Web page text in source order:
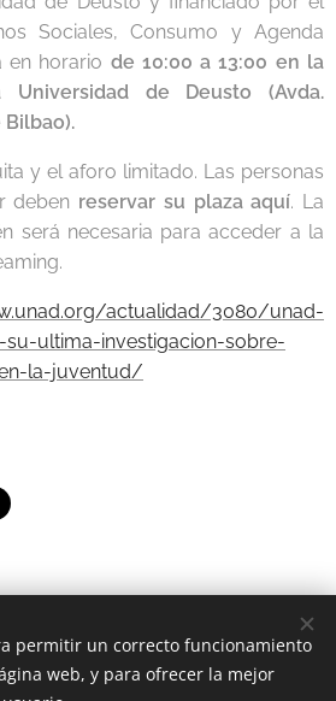
Sociales, Consumo y Agenda
en horario de 10:00 a 13:00 en la
de Deusto (Avda.
Bilbao).
y el aforo limitado. Las personas
deben reservar su plaza aquí. La
será necesaria para acceder a la
actualidad/3080/unad-
ultima-investigacion-sobre-
la-juventud/
permitir un correcto funcionamiento
web, y para ofrecer la mejor